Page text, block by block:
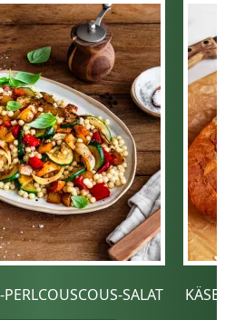
SALAT KÄSE-